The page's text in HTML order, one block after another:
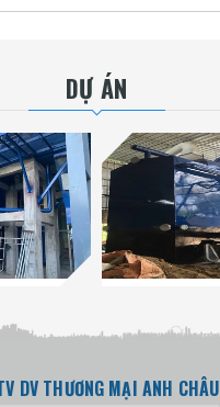
DỰ ÁN
DV THƯƠNG MẠI ANH CHÂU